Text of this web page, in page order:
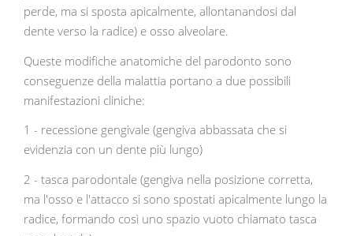
perde, ma si sposta apicalmente, allontanandosi dal
dente verso la radice) e osso alveolare.
Queste modifiche anatomiche del parodonto sono
conseguenze della malattia portano a due possibili
manifestazioni cliniche:
1 - recessione gengivale (gengiva abbassata che si
evidenzia con un dente più lungo)
2 - tasca parodontale (gengiva nella posizione corretta,
ma l'osso e l'attacco si sono spostati apicalmente lungo la
radice, formando così uno spazio vuoto chiamato tasca